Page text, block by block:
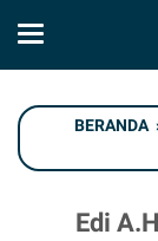
BERANDA
Edi